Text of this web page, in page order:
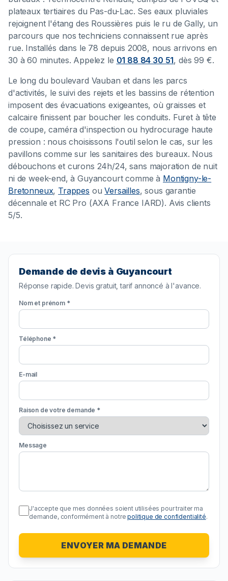
plateaux tertiaires du Pas-du-Lac. Ses eaux pluviales
rejoignent l'étang des Roussières puis le ru de Gally, un
parcours que nos techniciens connaissent rue après
rue. Installés dans le 78 depuis 2008, nous arrivons en
30 à 60 minutes. Appelez le 01 88 84 30 51, dès 99 €.
Le long du boulevard Vauban et dans les parcs
d'activités, le suivi des rejets et les bassins de rétention
imposent des évacuations exigeantes, où graisses et
calcaire finissent par boucher les conduits. Furet à tête
de coupe, caméra d'inspection ou hydrocurage haute
pression : nous choisissons l'outil selon le cas, sur les
pavillons comme sur les sanitaires des bureaux. Nous
débouchons et curons 24h/24, sans majoration de nuit
ni de week-end, à Guyancourt comme à Montigny-le-
Bretonneux, Trappes ouVersailles, sous garantie
décennale et RC Pro (AXA France IARD). Avis clients
5/5.
Demande de devis à Guyancourt
Réponse rapide. Devis gratuit, tarif annoncé à l'avance.
Nom et prénom *
Téléphone *
E-mail
Raison de votre demande *
Message
J'accepte que mes données soient utilisées pour traiter ma
demande, conformément à notre politique de confidentialité.
ENVOYER MA DEMANDE